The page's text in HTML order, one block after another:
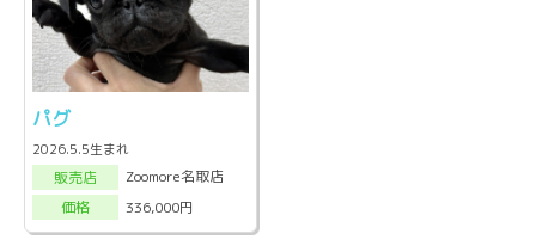
パグ
2026.5.5生まれ
販売店
Zoomore名取店
価格
336,000円